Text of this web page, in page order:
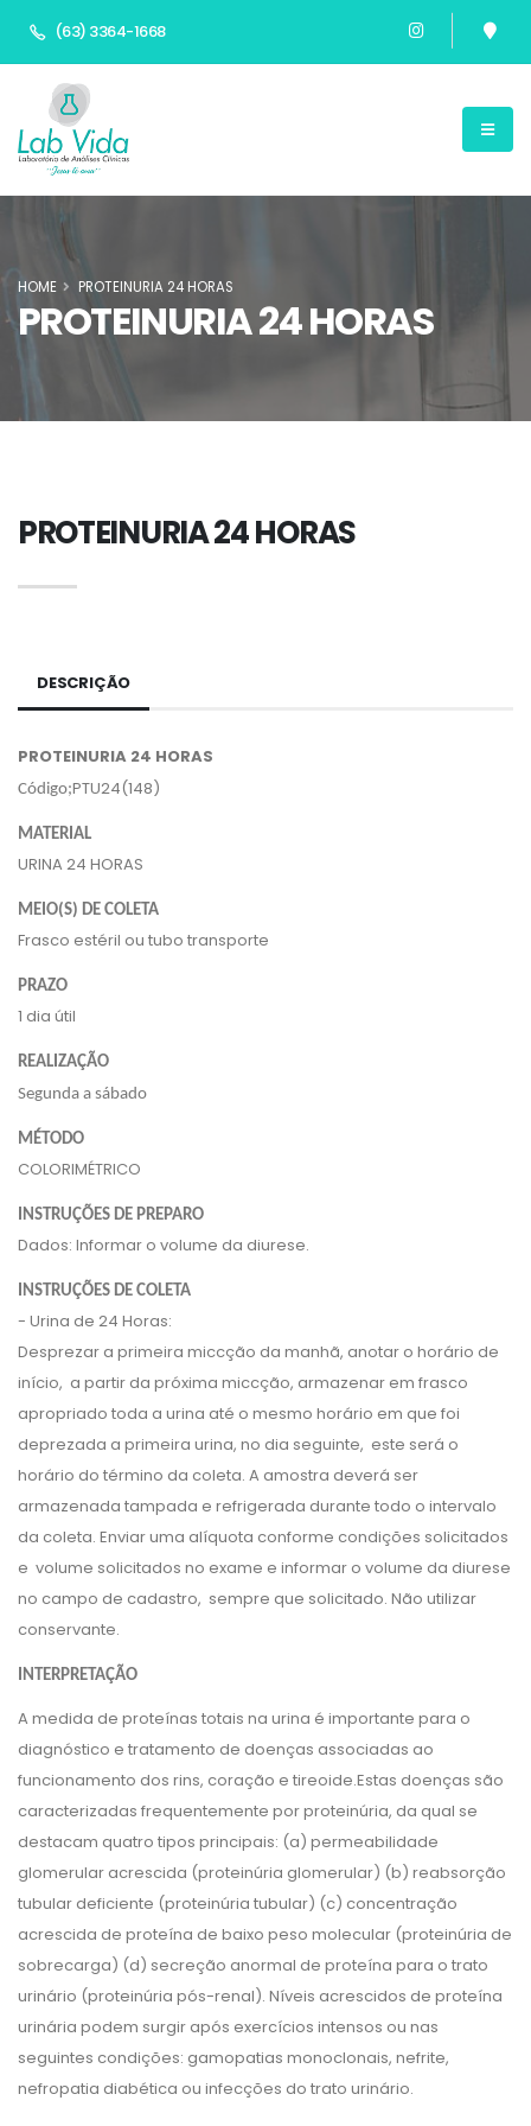
(63) 3364-1668
PROTEINURIA 24 HORAS
HOME PROTEINURIA 24 HORAS
PROTEINURIA 24 HORAS
DESCRIÇÃO
PROTEINURIA 24 HORAS
Código;PTU24(148)
MATERIAL
URINA 24 HORAS
MEIO(S) DE COLETA
Frasco estéril ou tubo transporte
PRAZO
1 dia útil
REALIZAÇÃO
Segunda a sábado
MÉTODO
COLORIMÉTRICO
INSTRUÇÕES DE PREPARO
Dados: Informar o volume da diurese.
INSTRUÇÕES DE COLETA
- Urina de 24 Horas:
Desprezar a primeira miccção da manhã, anotar o horário de
início, a partir da próxima miccção, armazenar em frasco
apropriado toda a urina até o mesmo horário em que foi
deprezada a primeira urina, no dia seguinte, este será o
horário do término da coleta. A amostra deverá ser
armazenada tampada e refrigerada durante todo o intervalo
da coleta. Enviar uma alíquota conforme condições solicitados
e volume solicitados no exame e informar o volume da diurese
no campo de cadastro, sempre que solicitado. Não utilizar
conservante.
INTERPRETAÇÃO
A medida de proteínas totais na urina é importante para o
diagnóstico e tratamento de doenças associadas ao
funcionamento dos rins, coração e tireoide.Estas doenças são
caracterizadas frequentemente por proteinúria, da qual se
destacam quatro tipos principais: (a) permeabilidade
glomerular acrescida (proteinúria glomerular) (b) reabsorção
tubular deficiente (proteinúria tubular) (c) concentração
acrescida de proteína de baixo peso molecular (proteinúria de
sobrecarga) (d) secreção anormal de proteína para o trato
urinário (proteinúria pós-renal). Níveis acrescidos de proteína
urinária podem surgir após exercícios intensos ou nas
seguintes condições: gamopatias monoclonais, nefrite,
nefropatia diabética ou infecções do trato urinário.